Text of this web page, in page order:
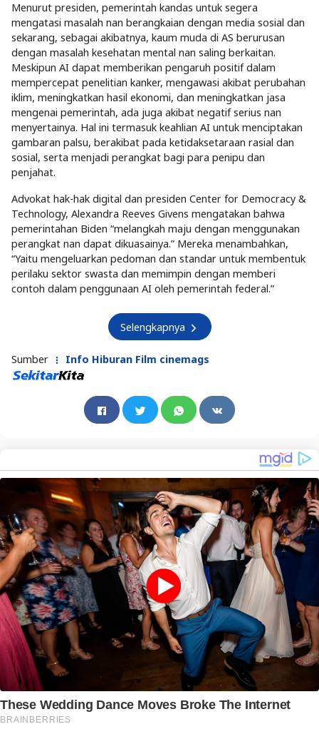
Menurut presiden, pemerintah kandas untuk segera
mengatasi masalah nan berangkaian dengan media sosial dan
sekarang, sebagai akibatnya, kaum muda di AS berurusan
dengan masalah kesehatan mental nan saling berkaitan.
Meskipun AI dapat memberikan pengaruh positif dalam
mempercepat penelitian kanker, mengawasi akibat perubahan
iklim, meningkatkan hasil ekonomi, dan meningkatkan jasa
mengenai pemerintah, ada juga akibat negatif serius nan
menyertainya. Hal ini termasuk keahlian AI untuk menciptakan
gambaran palsu, berakibat pada ketidaksetaraan rasial dan
sosial, serta menjadi perangkat bagi para penipu dan
penjahat.
Advokat hak-hak digital dan presiden Center for Democracy &
Technology, Alexandra Reeves Givens mengatakan bahwa
pemerintahan Biden “melangkah maju dengan menggunakan
perangkat nan dapat dikuasainya.” Mereka menambahkan,
“Yaitu mengeluarkan pedoman dan standar untuk membentuk
perilaku sektor swasta dan memimpin dengan memberi
contoh dalam penggunaan AI oleh pemerintah federal.”
Selengkapnya
Sumber Info Hiburan Film cinemags